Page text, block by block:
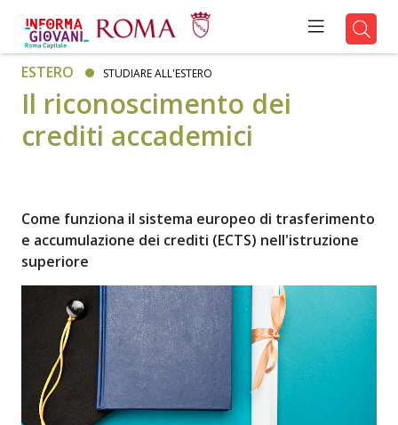
ESTERO STUDIARE ALL'ESTERO
Il riconoscimento dei
crediti accademici
Come funziona il sistema europeo di trasferimento
e accumulazione dei crediti (ECTS) nell'istruzione
superiore